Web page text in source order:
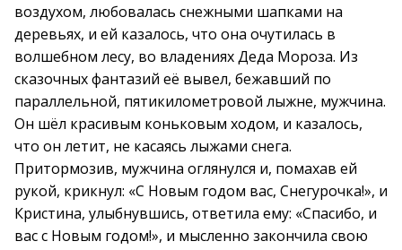
воздухом, любовалась снежными шапками на
деревьях, и ей казалось, что она очутилась в
волшебном лесу, во владениях Деда Мороза. Из
сказочных фантазий её вывел, бежавший по
параллельной, пятикилометровой лыжне, мужчина.
Он шёл красивым коньковым ходом, и казалось,
что он летит, не касаясь лыжами снега.
Притормозив, мужчина оглянулся и, помахав ей
рукой, крикнул: «С Новым годом вас, Снегурочка!», и
Кристина, улыбнувшись, ответила ему: «Спасибо, и
вас с Новым годом!», и мысленно закончила свою